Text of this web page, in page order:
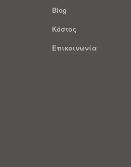
Blog
Κόστος
Επικοινωνία